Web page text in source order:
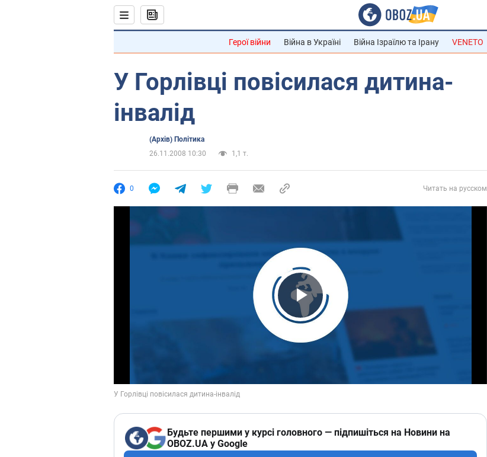
Герої війни Війна в Україні Війна Ізраїлю та Ірану VENETO
У Горлівці повісилася дитина-
інвалід
(Архів) Політика
26.11.2008 10:30
1,1 т.
0 Читать на русском
Play Video
Будьте першими у курсі головного — підпишіться на Новини на
OBOZ.UA у Google